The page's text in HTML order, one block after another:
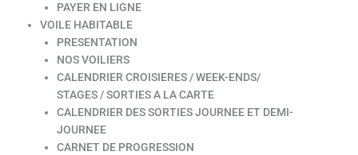
PAYER EN LIGNE
VOILE HABITABLE
PRESENTATION
NOS VOILIERS
CALENDRIER CROISIERES / WEEK-ENDS/
STAGES / SORTIES A LA CARTE
CALENDRIER DES SORTIES JOURNEE ET DEMI-
JOURNEE
CARNET DE PROGRESSION